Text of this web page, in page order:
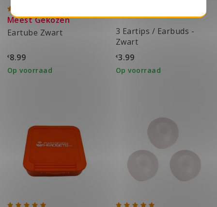
Meest Gekozen
Eartube Zwart
€8.99
Op voorraad
3 Eartips / Earbuds -
Zwart
€3.99
Op voorraad